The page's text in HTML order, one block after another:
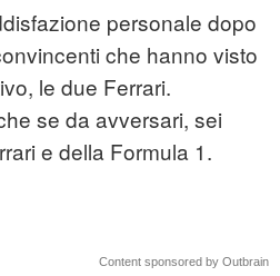
personale dopo
che hanno visto
le due Ferrari.
se da avversari, sei
e della Formula 1.
Content sponsored by Outbrain